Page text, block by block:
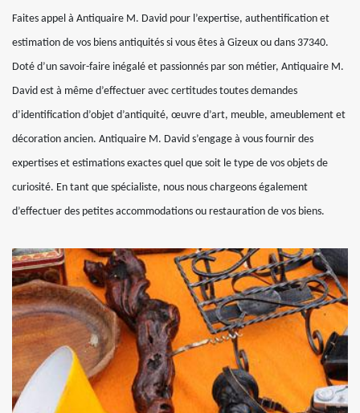
Faites appel à Antiquaire M. David pour l’expertise, authentification et
estimation de vos biens antiquités si vous êtes à Gizeux ou dans 37340.
Doté d’un savoir-faire inégalé et passionnés par son métier, Antiquaire M.
David est à même d’effectuer avec certitudes toutes demandes
d’identification d’objet d’antiquité, œuvre d’art, meuble, ameublement et
décoration ancien. Antiquaire M. David s’engage à vous fournir des
expertises et estimations exactes quel que soit le type de vos objets de
curiosité. En tant que spécialiste, nous nous chargeons également
d’effectuer des petites accommodations ou restauration de vos biens.